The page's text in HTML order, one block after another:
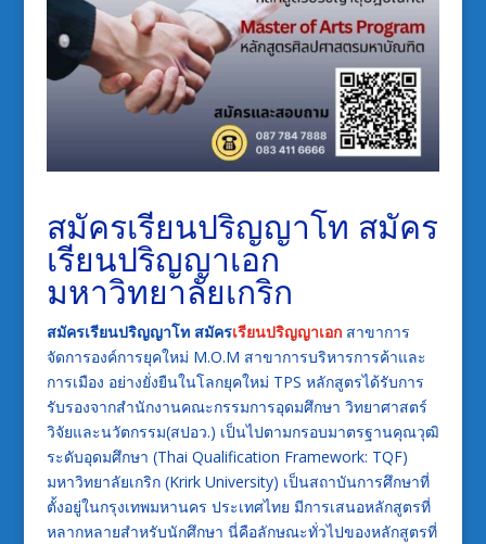
สมัครเรียนปริญญาโท สมัคร
เรียนปริญญาเอก
มหาวิทยาลัยเกริก
สมัครเรียนปริญญาโท สมัครเรียนปริญญาเอกสาขาการ
จัดการองค์การยุคใหม่ M.O.M สาขาการบริหารการค้าและ
การเมือง อย่างยั่งยืนในโลกยุคใหม่ TPS หลักสูตรได้รับการ
รับรองจากสำนักงานคณะกรรมการอุดมศึกษา วิทยาศาสตร์
วิจัยและนวัตกรรม(สปอว.) เป็นไปตามกรอบมาตรฐานคุณวุฒิ
ระดับอุดมศึกษา (Thai Qualification Framework: TQF)
มหาวิทยาลัยเกริก (Krirk University) เป็นสถาบันการศึกษาที่
ตั้งอยู่ในกรุงเทพมหานคร ประเทศไทย มีการเสนอหลักสูตรที่
หลากหลายสำหรับนักศึกษา นี่คือลักษณะทั่วไปของหลักสูตรที่